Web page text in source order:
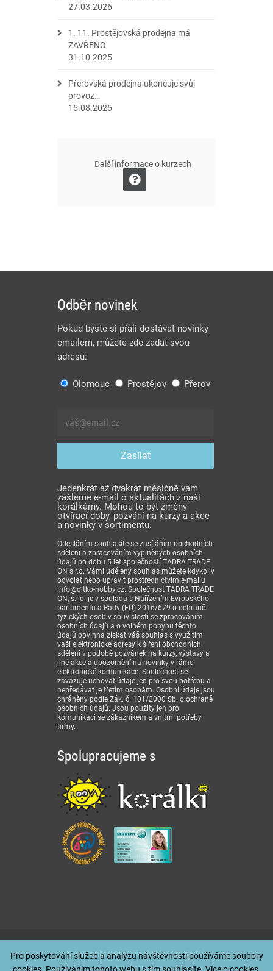
27.03.2026
1. 11. Prostějovská prodejna má
ZAVŘENO
31.10.2025
Přerovská prodejna ukončuje svůj
provoz…
15.08.2025
Další informace o kurzech
Odběr novinek
Pokud byste si přáli dostávat novinky
emailem, můžete zde zadat svou
adresu:
Olomouc Prostějov Přerov
Jedenkrát až dvakrát měsíčně vám
zašleme e-mail o aktualitách z naší
korálkárny. Mohou to být změny
otvírací doby, pozvání na kurzy a akce
a novinky v sortimentu.
Odesláním souhlasíte se zasíláním obchodních
sdělení a zpracováním vyplněných osobních
údajů po dobu 5 let společností TADRA TRADE
ON s.r.o. Vámi udělený souhlas můžete kdykoliv
odvolat nebo upravit prostřednictvím e-mailu
info@qitko-hobby.cz. Společnost TADRA TRADE
ON, s.r.o. je v souladu s Nařízením Evropského
parlamentu a Rady (EU) 2016/679 o ochraně
fyzických osob v souvislosti se zpracováním
osobních údajů a o volném pohybu těchto
údajů povinna získat váš souhlas s využitím
vaší elektronické adresy k šíření obchodních
sdělení v podobě pozvánek na kurzy, výstavy a
jiné akce a upozornění na novinky v rámci
elektronické komunikace. Společnost se
zavazuje uchovat údaje jen pro svou potřebu a
nepředávat je třetím osobám. Osobní údaje jsou
chráněny podle Zák. č. 101/2000 Sb. o ochraně
osobních údajů. Jsou použity jen pro
komunikaci se zákazníkem a vnitřní potřeby
firmy.
Spolupracujeme s
© Copyright 2026Qítko hobby. Created by
FOLDINA.cz
Pro poskytování služeb a analýzu návštěvnosti používáme soubory